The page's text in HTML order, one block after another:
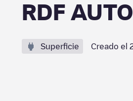
RDF
Superficie Creado el